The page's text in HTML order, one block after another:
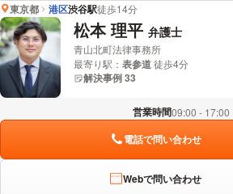
東京都 港区渋谷駅徒歩14分
松本 理平 弁護士
青山北町法律事務所
最寄り駅： 表参道徒歩4分
解決事例 33
営業時間09:00 - 17:00
電話で問い合わせ
Webで問い合わせ